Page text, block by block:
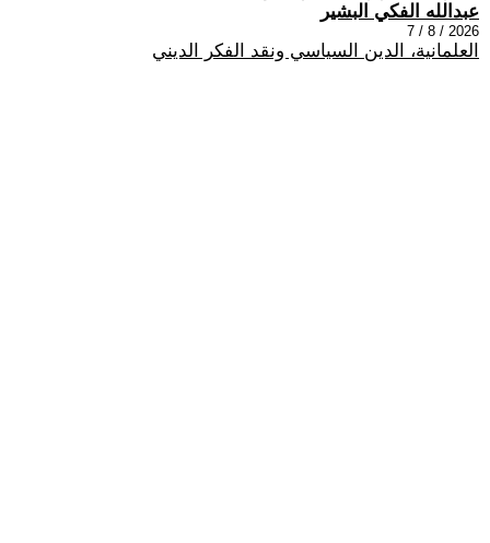
عبدالله الفكي البشير
2026 / 8 / 7
العلمانية، الدين السياسي ونقد الفكر الديني